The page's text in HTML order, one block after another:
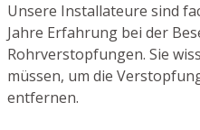
Unsere Installateure sind
Jahre Erfahrung bei der
Rohrverstopfungen. Sie
müssen, um die
entfernen.